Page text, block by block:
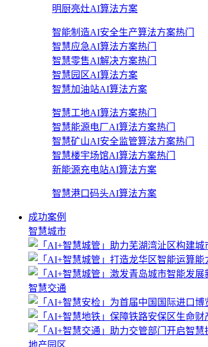
明厨亮灶AI算法方案
智能制造AI安全生产算法方案热门
智慧应急AI算法方案热门
智慧零售AI解决方案热门
智慧园区AI算法方案
智慧加油站AI算法方案
智慧工地AI算法方案热门
智慧能源电厂AI算法方案热门
智慧矿山AI安全监管算法方案热门
智慧楼宇场馆AI算法方案热门
新能源充电站AI算法方案
智慧港口码头AI算法方案
成功案例
智慧城市
智慧交通
地产园区